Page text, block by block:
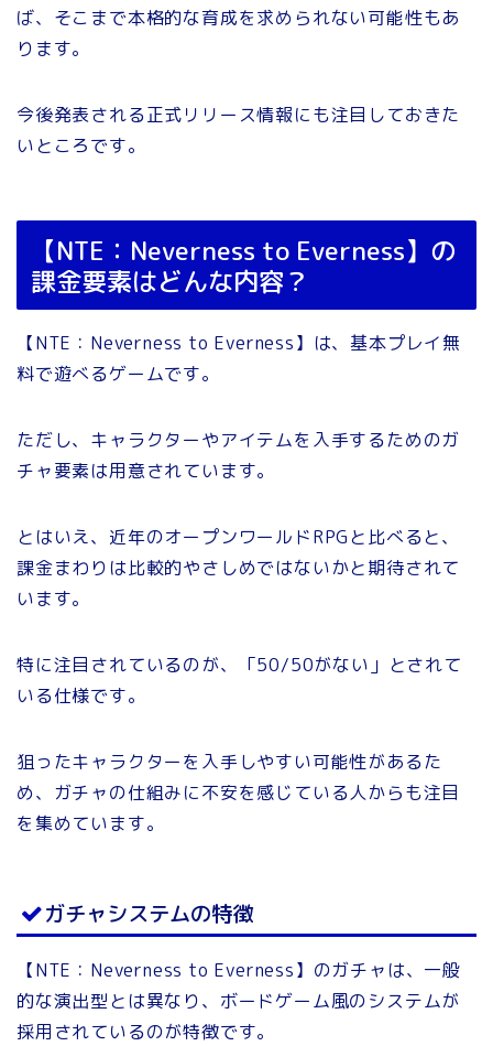
ば、そこまで本格的な育成を求められない可能性もあ
ります。
今後発表される正式リリース情報にも注目しておきた
いところです。
【NTE：Neverness to Everness】の
課金要素はどんな内容？
【NTE：Neverness to Everness】は、基本プレイ無
料で遊べるゲームです。
ただし、キャラクターやアイテムを入手するためのガ
チャ要素は用意されています。
とはいえ、近年のオープンワールドRPGと比べると、
課金まわりは比較的やさしめではないかと期待されて
います。
特に注目されているのが、「50/50がない」とされて
いる仕様です。
狙ったキャラクターを入手しやすい可能性があるた
め、ガチャの仕組みに不安を感じている人からも注目
を集めています。
ガチャシステムの特徴
【NTE：Neverness to Everness】のガチャは、一般
的な演出型とは異なり、ボードゲーム風のシステムが
採用されているのが特徴です。